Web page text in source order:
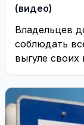
(видео)
Владельцев
соблюдать
выгуле